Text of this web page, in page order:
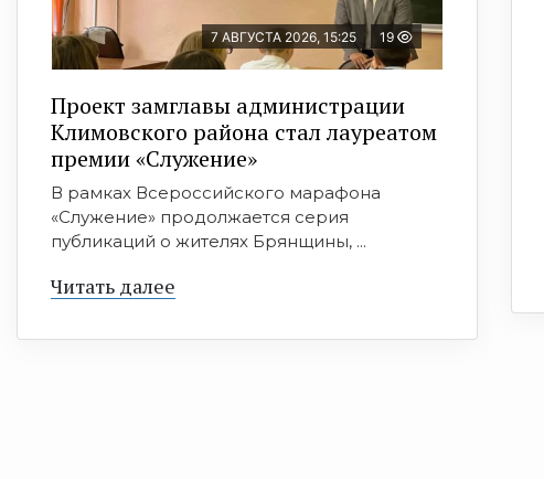
7 АВГУСТА 2026, 15:25 19
Проект замглавы администрации
Климовского района стал лауреатом
премии «Служение»
В рамках Всероссийского марафона
«Служение» продолжается серия
публикаций о жителях Брянщины, ...
Читать далее